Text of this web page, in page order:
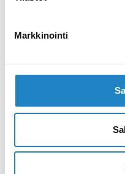
Markkinointi